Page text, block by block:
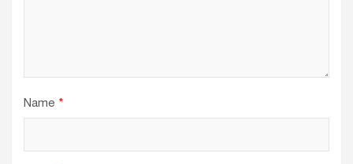
Name *